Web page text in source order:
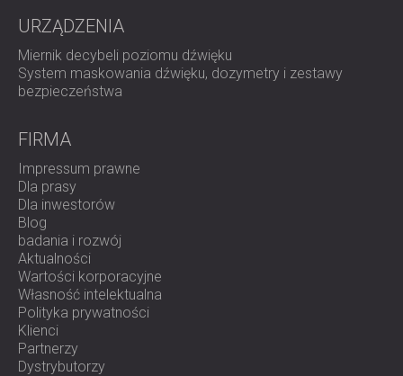
URZĄDZENIA
Miernik decybeli poziomu dźwięku
System maskowania dźwięku, dozymetry i zestawy
bezpieczeństwa
FIRMA
Impressum prawne
Dla prasy
Dla inwestorów
Blog
badania i rozwój
Aktualności
Wartości korporacyjne
Własność intelektualna
Polityka prywatności
Klienci
Partnerzy
Dystrybutorzy